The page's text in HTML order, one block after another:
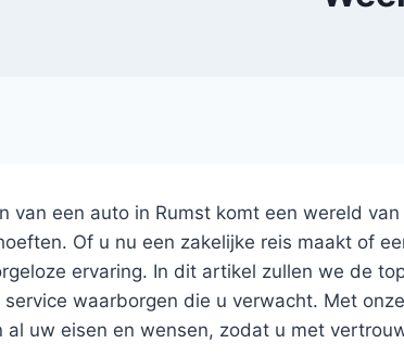
van een auto in Rumst komt een wereld
Of u nu een zakelijke reis maakt of
ervaring. In dit artikel zullen we de
waarborgen die u verwacht. Met
al uw eisen en wensen, zodat u met